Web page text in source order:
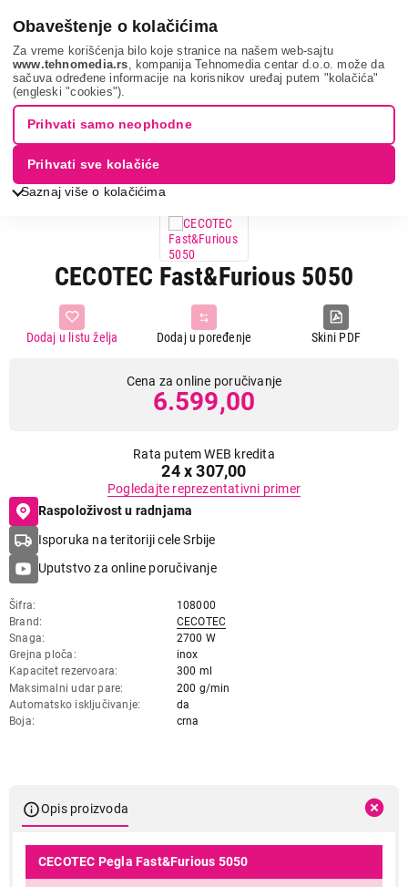
Obaveštenje o kolačićima
Za vreme korišćenja bilo koje stranice na našem web-sajtu
www.tehnomedia.rs , kompanija Tehnomedia centar d.o.o. može da
sačuva određene informacije na korisnikov uređaj putem "kolačića"
(engleski "cookies").
Saznaj više o kolačićima
Prihvati samo neophodne
Prihvati sve kolačiće
Mali kućni aparati Pegle Klasične pegle na paru
Cecotec
fast&fu...
CECOTEC Fast&Furious 5050
Skini PDF
Dodaj u poređenje
Dodaj u listu želja
Cena za online poručivanje
6.599,00
Rata putem WEB kredita
24 x 307,00
Pogledajte reprezentativni primer
Raspoloživost u radnjama
Isporuka na teritoriji cele Srbije
Uputstvo za online poručivanje
Šifra
108000
Brand
CECOTEC
Snaga
2700 W
Grejna ploča
inox
Kapacitet rezervoara
300 ml
Maksimalni udar pare
200 g/min
Automatsko isključivanje
da
Boja
crna
Opis proizvoda
CECOTEC Pegla Fast&Furious 5050